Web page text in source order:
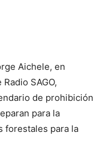
Aichele, en
SAGO,
de prohibición
para la
forestales para la